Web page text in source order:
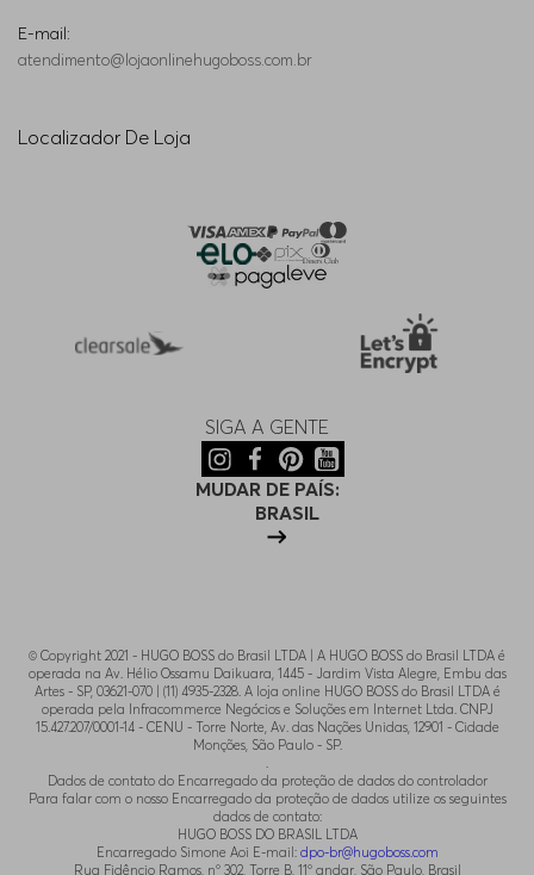
E-mail:
atendimento@lojaonlinehugoboss.com.br
Localizador De Loja
SIGA A GENTE
MUDAR DE PAÍS:
BRASIL
© Copyright 2021 - HUGO BOSS do Brasil LTDA | A HUGO BOSS do Brasil LTDA é
operada na Av. Hélio Ossamu Daikuara, 1445 - Jardim Vista Alegre, Embu das
Artes - SP, 03621-070 | (11) 4935-2328. A loja online HUGO BOSS do Brasil LTDA é
operada pela Infracommerce Negócios e Soluções em Internet Ltda. CNPJ
15.427.207/0001-14 - CENU - Torre Norte, Av. das Nações Unidas, 12901 - Cidade
Monções, São Paulo - SP.
.
Dados de contato do Encarregado da proteção de dados do controlador
Para falar com o nosso Encarregado da proteção de dados utilize os seguintes
dados de contato:
HUGO BOSS DO BRASIL LTDA
Encarregado Simone Aoi E-mail: dpo-br@hugoboss.com
Rua Fidêncio Ramos, n° 302, Torre B, 11° andar, São Paulo, Brasil